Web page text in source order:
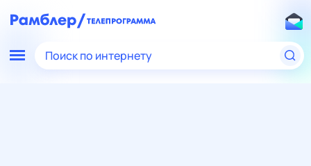
Поиск по интернету